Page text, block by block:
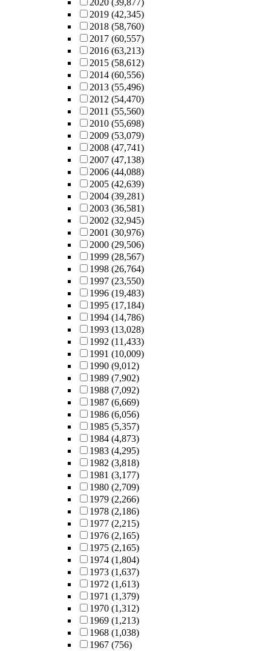
2020 (39,877)
2019 (42,345)
2018 (58,760)
2017 (60,557)
2016 (63,213)
2015 (58,612)
2014 (60,556)
2013 (55,496)
2012 (54,470)
2011 (55,560)
2010 (55,698)
2009 (53,079)
2008 (47,741)
2007 (47,138)
2006 (44,088)
2005 (42,639)
2004 (39,281)
2003 (36,581)
2002 (32,945)
2001 (30,976)
2000 (29,506)
1999 (28,567)
1998 (26,764)
1997 (23,550)
1996 (19,483)
1995 (17,184)
1994 (14,786)
1993 (13,028)
1992 (11,433)
1991 (10,009)
1990 (9,012)
1989 (7,902)
1988 (7,092)
1987 (6,669)
1986 (6,056)
1985 (5,357)
1984 (4,873)
1983 (4,295)
1982 (3,818)
1981 (3,177)
1980 (2,709)
1979 (2,266)
1978 (2,186)
1977 (2,215)
1976 (2,165)
1975 (2,165)
1974 (1,804)
1973 (1,637)
1972 (1,613)
1971 (1,379)
1970 (1,312)
1969 (1,213)
1968 (1,038)
1967 (756)